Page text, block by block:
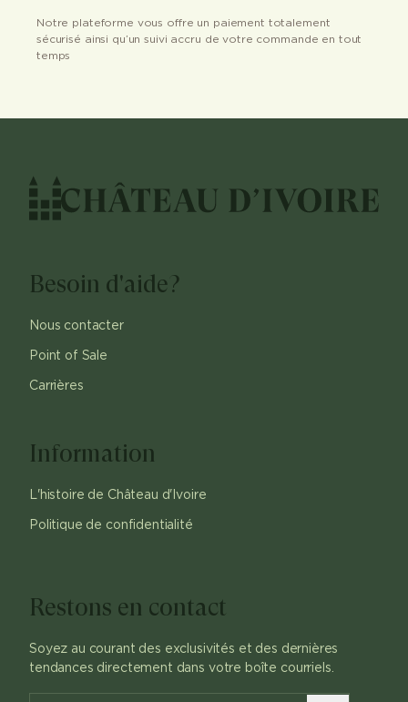
Notre plateforme vous offre un paiement totalement
sécurisé ainsi qu’un suivi accru de votre commande en tout
temps
Besoin d'aide?
Nous contacter
Point of Sale
Carrières
Information
L'histoire de Château d'Ivoire
Politique de confidentialité
Restons en contact
Soyez au courant des exclusivités et des dernières
tendances directement dans votre boîte courriels.